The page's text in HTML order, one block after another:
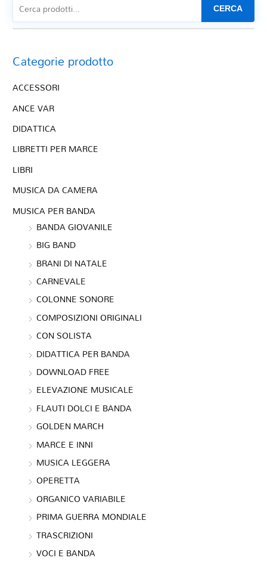
CERCA
Categorie prodotto
ACCESSORI
ANCE VAR
DIDATTICA
LIBRETTI PER MARCE
LIBRI
MUSICA DA CAMERA
MUSICA PER BANDA
BANDA GIOVANILE
BIG BAND
BRANI DI NATALE
CARNEVALE
COLONNE SONORE
COMPOSIZIONI ORIGINALI
CON SOLISTA
DIDATTICA PER BANDA
DOWNLOAD FREE
ELEVAZIONE MUSICALE
FLAUTI DOLCI E BANDA
GOLDEN MARCH
MARCE E INNI
MUSICA LEGGERA
OPERETTA
ORGANICO VARIABILE
PRIMA GUERRA MONDIALE
TRASCRIZIONI
VOCI E BANDA